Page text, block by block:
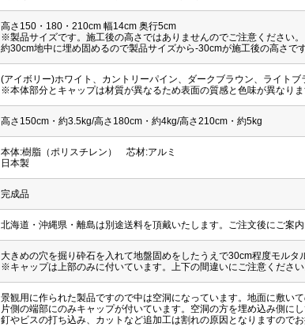
高さ150・180・210cm 幅14cm 奥行5cm
※製品サイズです。施工後の高さではありませんのでご注意ください。
約30cm地中に埋め固めるので製品サイズから-30cmが施工後の高さです
(アイボリー)ホワイト、カントリーパイン、ダークブラウン、ライトブ
※本体部分とキャップは材質が異なるため表面の質感と色味が異なりま
高さ150cm・約3.5kg/高さ180cm・約4kg/高さ210cm・約5kg
本体:樹脂（ポリスチレン） 芯材:アルミ
日本製
完成品
北海道・沖縄県・離島は別途送料を頂戴いたします。ご注文後にご案内
大きめの穴を掘り砕石を入れて地盤固めをしたうえで30cm程度モル
※キャップは上部のみに付いています。上下の間違いにご注意ください
景観用に作られた製品ですので中は空洞になっています。地面に敷いて
片側の端部にのみキャップが付いています。空洞の方を埋め込み側にし
釘やビスの打ち込み、カットなど追加工は割れの原因となりますのでお